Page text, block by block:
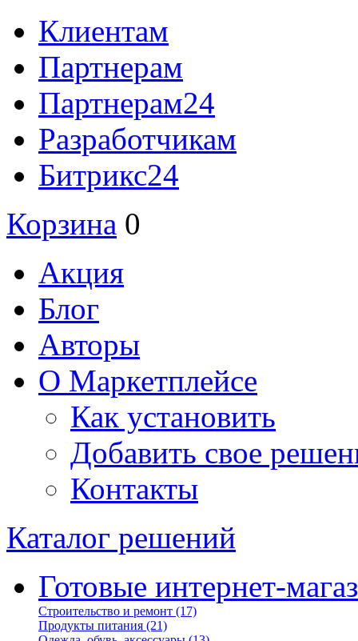
Клиентам
Партнерам
Партнерам24
Разработчикам
Битрикс24
Корзина 0
Акция
Блог
Авторы
О Маркетплейсе
Как установить
Добавить свое
Контакты
Каталог решений
Готовые интернет-
Строительство и ремонт (17)
Продукты питания (21)